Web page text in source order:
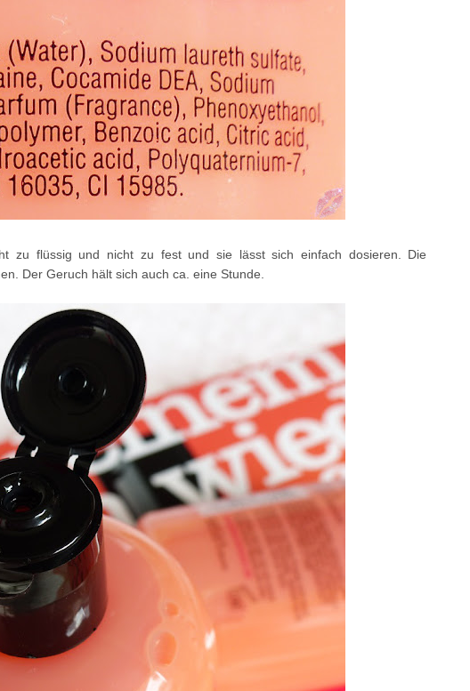
zu flüssig und nicht zu fest und sie lässt sich einfach dosieren. Die
Der Geruch hält sich auch ca. eine Stunde.